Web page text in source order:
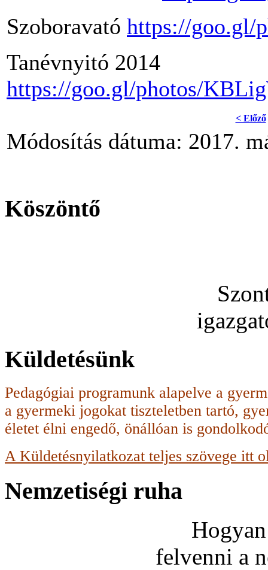
Szoboravató https://goo.gl/
Tanévnyitó 2014
https://goo.gl/photos/
< Előző
Módosítás dátuma: 2017.
Köszöntő
Küldetésünk
Pedagógiai programunk alapelve a
a gyermeki jogokat tiszteletben tartó,
életet élni engedő, önállóan is
A Küldetésnyilatkozat teljes szövege itt
Nemzetiségi ruha
felvenni a